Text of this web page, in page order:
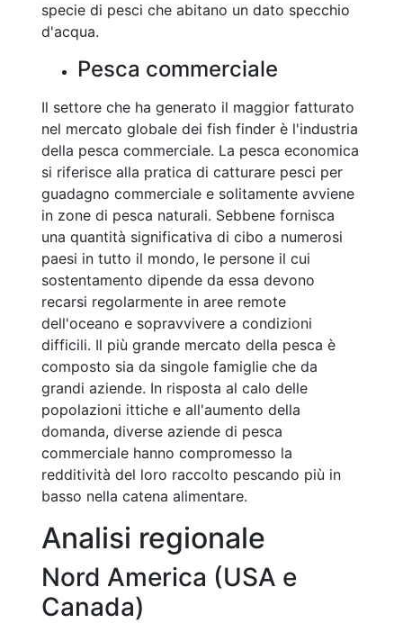
specie di pesci che abitano un dato specchio
d'acqua.
Pesca commerciale
Il settore che ha generato il maggior fatturato
nel mercato globale dei fish finder è l'industria
della pesca commerciale. La pesca economica
si riferisce alla pratica di catturare pesci per
guadagno commerciale e solitamente avviene
in zone di pesca naturali. Sebbene fornisca
una quantità significativa di cibo a numerosi
paesi in tutto il mondo, le persone il cui
sostentamento dipende da essa devono
recarsi regolarmente in aree remote
dell'oceano e sopravvivere a condizioni
difficili. Il più grande mercato della pesca è
composto sia da singole famiglie che da
grandi aziende. In risposta al calo delle
popolazioni ittiche e all'aumento della
domanda, diverse aziende di pesca
commerciale hanno compromesso la
redditività del loro raccolto pescando più in
basso nella catena alimentare.
Analisi regionale
Nord America (USA e
Canada)